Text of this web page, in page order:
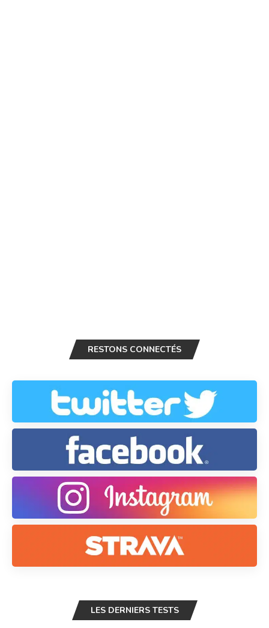
RESTONS CONNECTÉS
LES DERNIERS TESTS